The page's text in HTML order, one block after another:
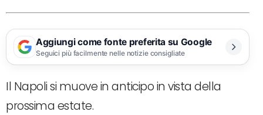
Aggiungi come fonte preferita su Google
Seguici più facilmente nelle notizie consigliate
Il Napoli si muove in anticipo in vista della
prossima estate.